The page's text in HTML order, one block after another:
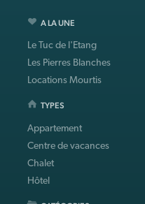
A LA UNE
Le Tuc de l'Etang
Les Pierres Blanches
Locations Mourtis
TYPES
Appartement
Centre de vacances
Chalet
Hôtel